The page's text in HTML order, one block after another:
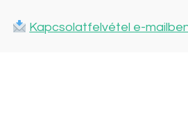
Kapcsolatfelvétel e-